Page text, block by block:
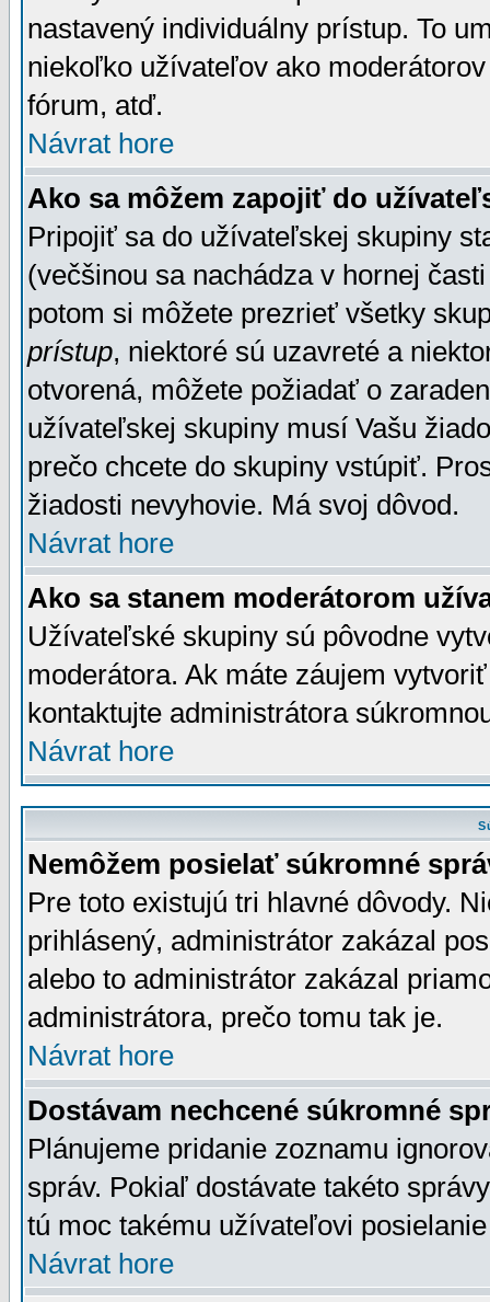
nastavený individuálny prístup. To
niekoľko užívateľov ako
fórum, atď.
Návrat hore
Ako sa môžem zapojiť do
Pripojiť sa do užívateľskej skupiny
(večšinou sa nachádza v hornej
potom si môžete prezrieť všetky
prístup, niektoré sú uzavreté a
otvorená, môžete požiadať o
užívateľskej skupiny musí Vašu
prečo chcete do skupiny vstúpiť.
žiadosti nevyhovie. Má svoj dôvod.
Návrat hore
Ako sa stanem moderátorom
Užívateľské skupiny sú pôvodne
moderátora. Ak máte záujem
kontaktujte administrátora
Návrat hore
Nemôžem posielať súkromné
Pre toto existujú tri hlavné dôvody.
prihlásený, administrátor zakázal
alebo to administrátor zakázal
administrátora, prečo tomu tak je.
Návrat hore
Dostávam nechcené súkromné
Plánujeme pridanie zoznamu
správ. Pokiaľ dostávate takéto
tú moc takému užívateľovi
Návrat hore